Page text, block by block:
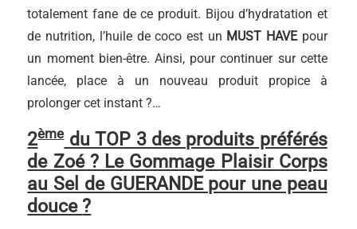
totalement fane de ce produit. Bijou d’hydratation et
de nutrition, l’huile de coco est un MUST HAVEpour
un moment bien-être. Ainsi, pour continuer sur cette
lancée, place à un nouveau produit propice à
prolonger cet instant ?…
2èmedu TOP 3 des produits préférés
de Zoé ? Le Gommage Plaisir Corps
au Sel de GUERANDE pour une peau
douce ?